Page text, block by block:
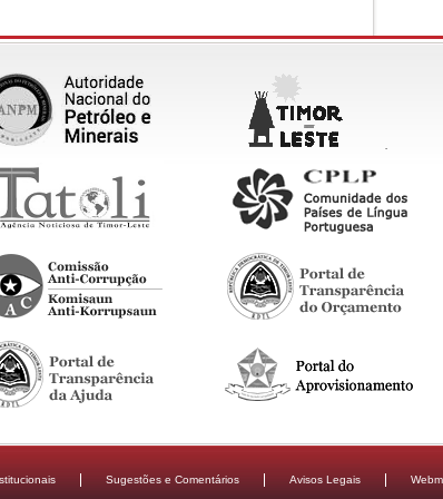
Sugestões e Comentários Avisos Legais